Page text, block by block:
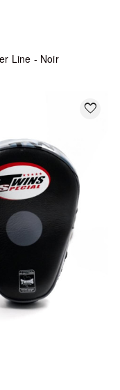
Line - Noir
favorite_border